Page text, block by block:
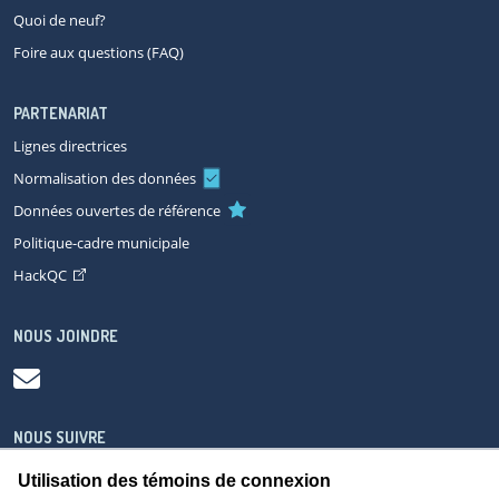
Utilisation des témoins de connexion
Quoi de neuf?
Foire aux questions (FAQ)
PARTENARIAT
Lignes directrices
Normalisation des données
Données ouvertes de référence
Politique-cadre municipale
HackQC
NOUS JOINDRE
NOUS SUIVRE